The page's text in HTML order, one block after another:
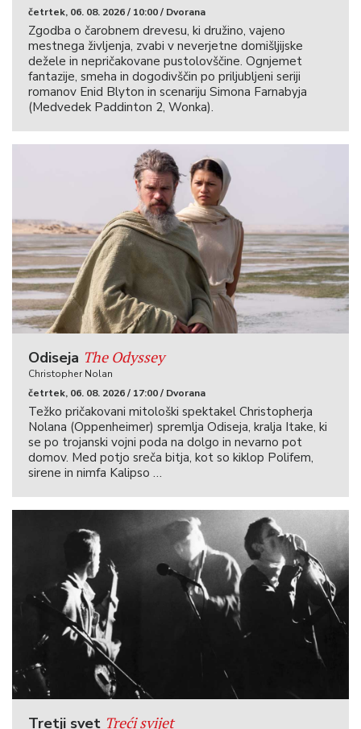
četrtek, 06. 08. 2026 / 10:00 / Dvorana
Zgodba o čarobnem drevesu, ki družino, vajeno
mestnega življenja, zvabi v neverjetne domišljijske
dežele in nepričakovane pustolovščine. Ognjemet
fantazije, smeha in dogodivščin po priljubljeni seriji
romanov Enid Blyton in scenariju Simona Farnabyja
(Medvedek Paddinton 2, Wonka).
Odiseja The Odyssey
Christopher Nolan
četrtek, 06. 08. 2026 / 17:00 / Dvorana
Težko pričakovani mitološki spektakel Christopherja
Nolana (Oppenheimer) spremlja Odiseja, kralja Itake, ki
se po trojanski vojni poda na dolgo in nevarno pot
domov. Med potjo sreča bitja, kot so kiklop Polifem,
sirene in nimfa Kalipso …
Tretji svet Treći svijet